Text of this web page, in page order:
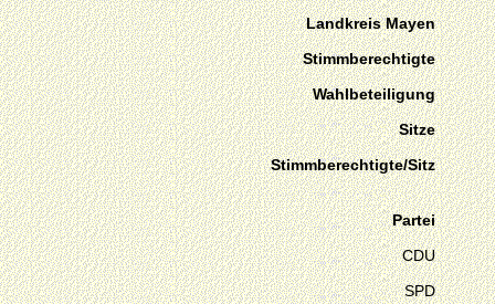
Landkreis Mayen
Stimmberechtigte
Wahlbeteiligung
Sitze
Stimmberechtigte/Sitz
Partei
CDU
SPD